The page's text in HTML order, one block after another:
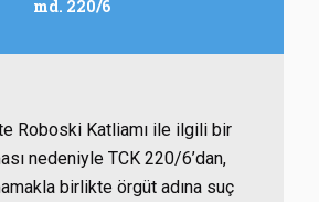
md. 220/6
Roboski Katliamı ile ilgili bir
nedeniyle TCK 220/6’dan,
birlikte örgüt adına suç